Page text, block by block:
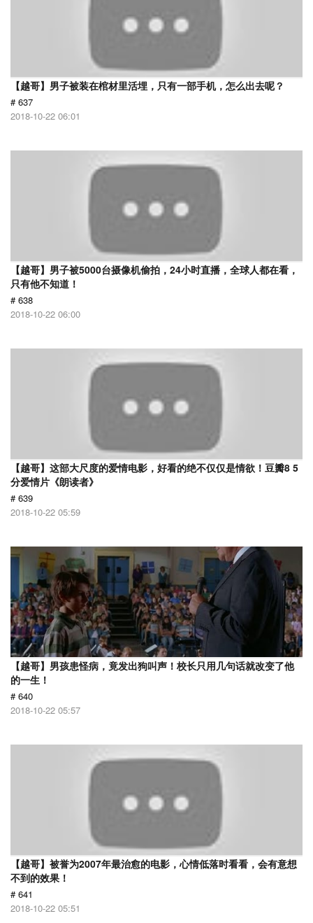
【越哥】男子被装在棺材里活埋，只有一部手机，怎么出去呢？
# 637
2018-10-22 06:01
【越哥】男子被5000台摄像机偷拍，24小时直播，全球人都在看，
只有他不知道！
# 638
2018-10-22 06:00
【越哥】这部大尺度的爱情电影，好看的绝不仅仅是情欲！豆瓣8 5
分爱情片《朗读者》
# 639
2018-10-22 05:59
【越哥】男孩患怪病，竟发出狗叫声！校长只用几句话就改变了他
的一生！
# 640
2018-10-22 05:57
【越哥】被誉为2007年最治愈的电影，心情低落时看看，会有意想
不到的效果！
# 641
2018-10-22 05:51